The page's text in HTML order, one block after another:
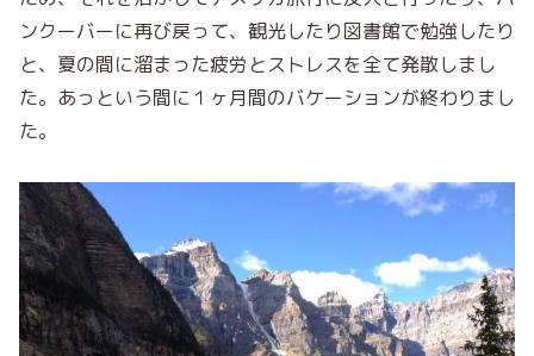
ンクーバーに再び戻って、観光したり図書館で勉強したり
と、 夏の間に溜まった疲労とストレスを全て発散しまし
た。あっという間に１ヶ月間のバケーションが終わりま し
た。